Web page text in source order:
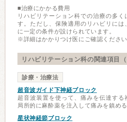
■治療にかかる費用
リハビリテーション科での治療の多
す。ただし、保険適用のリハビリには
に一定の条件が設けられています。
※詳細はかかりつけ医にご確認ください
リハビリテーション科の関連項目（
診療・治療法
超音波ガイド下神経ブロック
超音波装置を使って、痛みを伝達する
局所的に麻酔薬を注入して痛みを鎮める
星状神経節ブロック